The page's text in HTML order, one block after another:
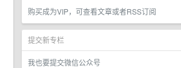
购买成为VIP，可查看文章或者RSS订阅
提交新专栏
我也要提交微信公众号